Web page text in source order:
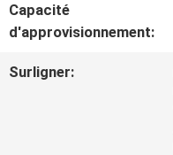
CONTACT
DEMANDE
Capacité
d'approvisionnement:
Surligner: